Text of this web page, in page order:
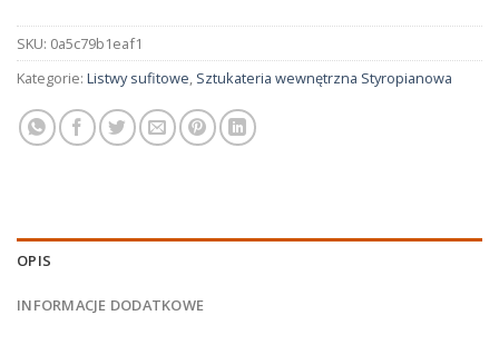
SKU: 0a5c79b1eaf1
Kategorie: Listwy sufitowe, Sztukateria wewnętrzna Styropianowa
OPIS
INFORMACJE DODATKOWE